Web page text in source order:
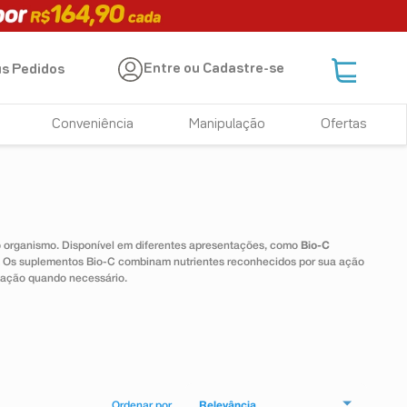
Pedidos Entre ou Cadastre-se
Conveniência Manipulação Ofertas
Disponível em diferentes apresentações, como Bio-C
suplementos Bio-C combinam nutrientes reconhecidos por sua ação
quando necessário.